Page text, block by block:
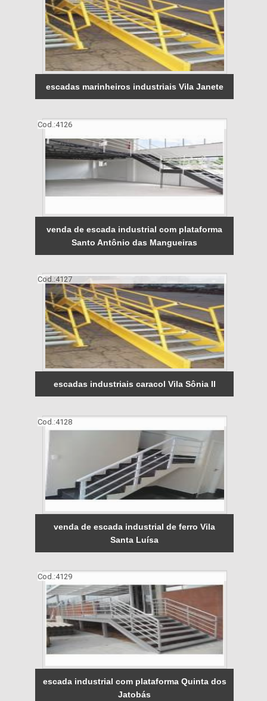
escadas marinheiros industriais Vila Janete
Cod.:4126
venda de escada industrial com plataforma
Santo Antônio das Mangueiras
Cod.:4127
escadas industriais caracol Vila Sônia II
Cod.:4128
venda de escada industrial de ferro Vila
Santa Luísa
Cod.:4129
escada industrial com plataforma Quinta dos
Jatobás